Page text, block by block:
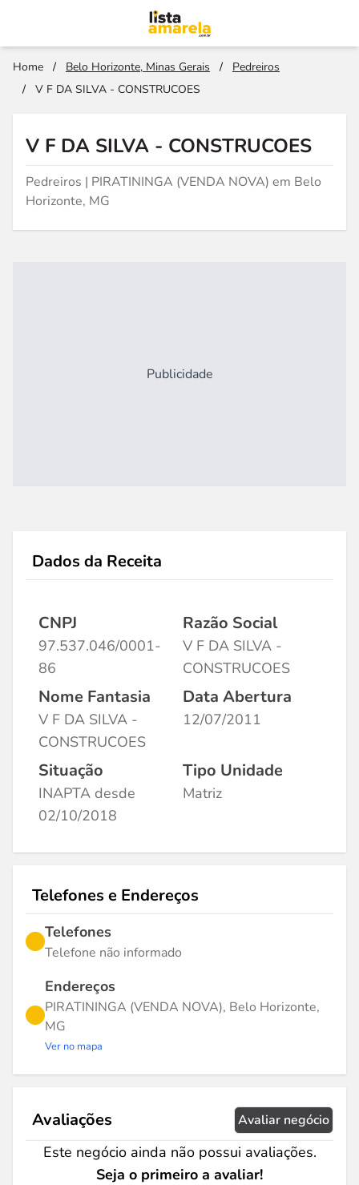
Home / Belo Horizonte, Minas Gerais /
Pedreiros
/
V F DA SILVA - CONSTRUCOES
V F DA SILVA - CONSTRUCOES
Pedreiros | PIRATININGA (VENDA NOVA) em Belo
Horizonte, MG
Publicidade
Dados da Receita
CNPJ
97.537.046/0001-
86
Razão Social
V F DA SILVA -
CONSTRUCOES
Nome Fantasia
V F DA SILVA -
CONSTRUCOES
Data Abertura
12/07/2011
Situação
INAPTA desde
02/10/2018
Tipo Unidade
Matriz
Telefones e Endereços
Telefones
Telefone não informado
Endereços
PIRATININGA (VENDA NOVA), Belo Horizonte,
MG
Ver no mapa
Avaliações Avaliar negócio
Este negócio ainda não possui avaliações.
Seja o primeiro a avaliar!